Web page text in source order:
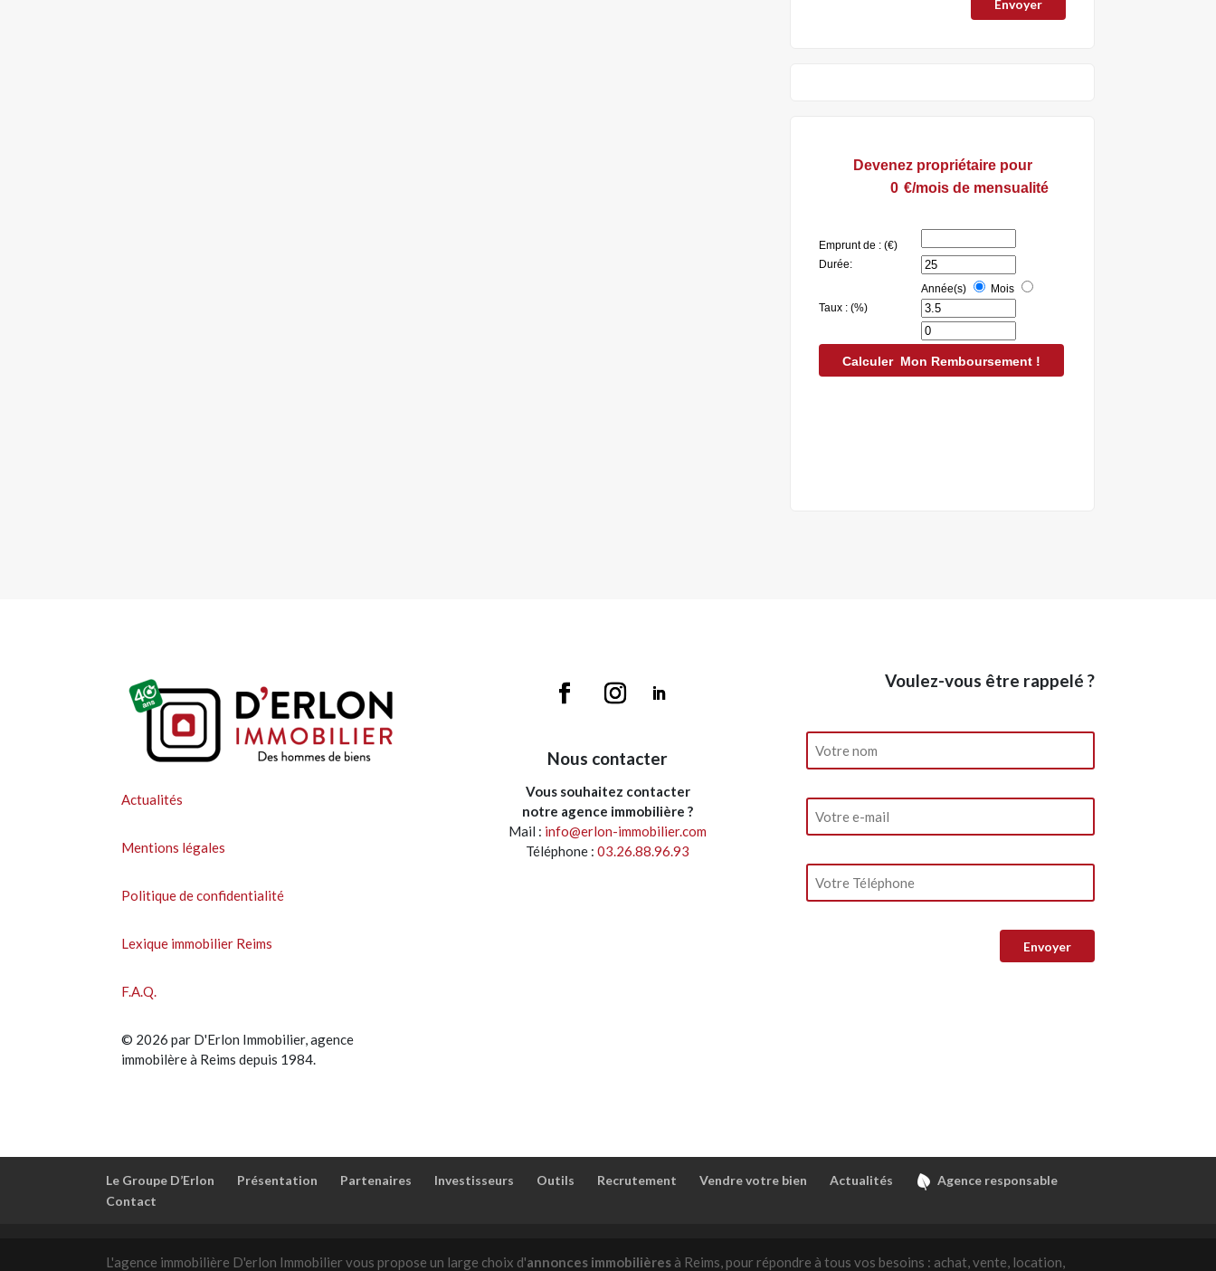
Actualités
Mentions légales
Politique de confidentialité
Lexique immobilier Reims
F.A.Q.
© 2026 par D'Erlon Immobilier, agence
immobilère à Reims depuis 1984.
Nous contacter
Vous souhaitez contacter
notre agence immobilière ?
Mail : info@erlon-immobilier.com
Téléphone :03.26.88.96.93
Voulez-vous être rappelé ?
Le Groupe D’Erlon Présentation Partenaires Investisseurs Outils Recrutement Vendre votre bien Actualités
Agence responsable
Contact
L'agence immobilière D'erlon Immobilier vous propose un large choix d'annonces immobilières à Reims, pour répondre à tous vos besoins : achat, vente, location,